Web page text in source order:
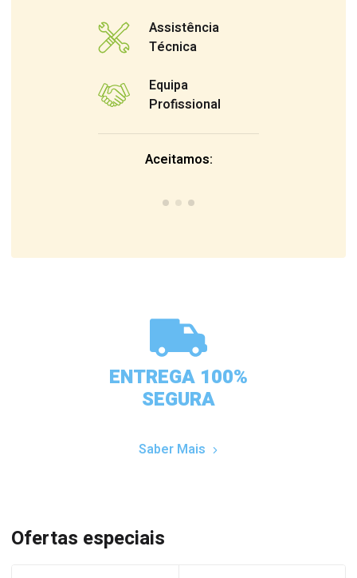
Assistência
Técnica
Equipa
Profissional
Aceitamos:
ENTREGA 100%
SEGURA
Saber Mais
Ofertas especiais